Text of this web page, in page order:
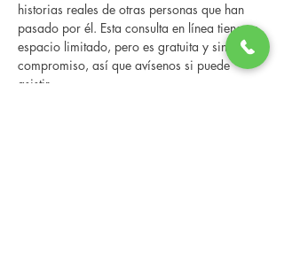
historias reales de otras personas que han
pasado por él. Esta consulta en línea tiene un
espacio limitado, pero es gratuita y sin
compromiso, así que avísenos si puede
asistir.